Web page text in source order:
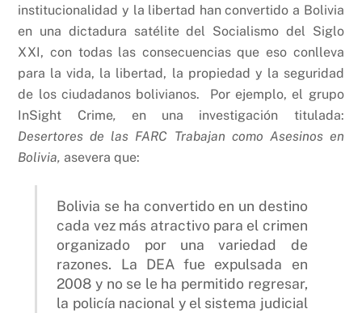
institucionalidad y la libertad han convertido a Bolivia
en una dictadura satélite del Socialismo del Siglo
XXI, con todas las consecuencias que eso conlleva
para la vida, la libertad, la propiedad y la seguridad
de los ciudadanos bolivianos. Por ejemplo, el grupo
InSight Crime, en una investigación titulada:
Desertores de las FARC Trabajan como Asesinos en
Bolivia, asevera que:
Bolivia se ha convertido en un destino
cada vez más atractivo para el crimen
organizado por una variedad de
razones. La DEA fue expulsada en
2008 y no se le ha permitido regresar,
la policía nacional y el sistema judicial